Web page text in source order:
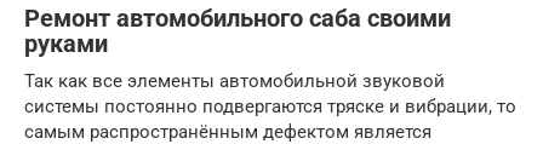
Ремонт автомобильного саба своими
руками
Так как все элементы автомобильной звуковой
системы постоянно подвергаются тряске и вибрации, то
самым распространённым дефектом является